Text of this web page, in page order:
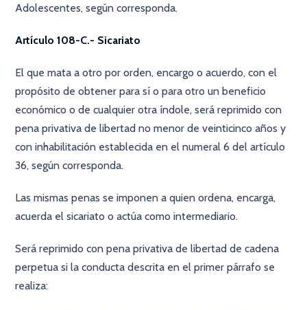
Adolescentes, según corresponda.
Artículo 108-C.- Sicariato
El que mata a otro por orden, encargo o acuerdo, con el
propósito de obtener para sí o para otro un beneficio
económico o de cualquier otra índole, será reprimido con
pena privativa de libertad no menor de veinticinco años y
con inhabilitación establecida en el numeral 6 del artículo
36, según corresponda.
Las mismas penas se imponen a quien ordena, encarga,
acuerda el sicariato o actúa como intermediario.
Será reprimido con pena privativa de libertad de cadena
perpetua si la conducta descrita en el primer párrafo se
realiza: